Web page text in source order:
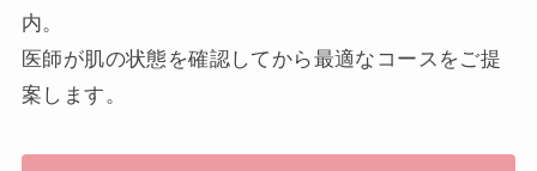
内。
医師が肌の状態を確認してから最適なコースをご提
案します。